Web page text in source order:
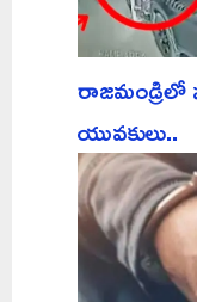
రాజమండ్రిలో
యువకులు..